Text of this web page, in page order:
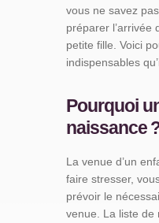
vous ne savez
préparer l’arrivée
petite fille. Voici
indispensables
Pourquoi
naissance
La venue d’un
faire stresser,
prévoir le
venue. La liste de